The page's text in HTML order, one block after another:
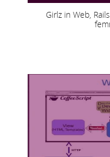
Girlz in Web,